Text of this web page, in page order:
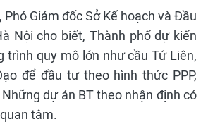
Phó Giám đốc Sở Kế hoạch và Đầu
Nội cho biết, Thành phố dự kiến
trình quy mô lớn như cầu Tứ Liên,
để đầu tư theo hình thức PPP,
Những dự án BT theo nhận định có
tâm.